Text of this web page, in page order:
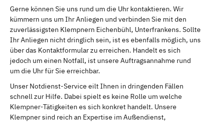
Gerne können Sie uns rund um die Uhr kontaktieren. Wir
kümmern uns um Ihr Anliegen und verbinden Sie mit den
zuverlässigsten Klempnern Eichenbühl, Unterfrankens. Sollte
Ihr Anliegen nicht dringlich sein, ist es ebenfalls möglich, uns
über das Kontaktformular zu erreichen. Handelt es sich
jedoch um einen Notfall, ist unsere Auftragsannahme rund
um die Uhr für Sie erreichbar.
Unser Notdienst-Service eilt Ihnen in dringenden Fällen
schnell zur Hilfe. Dabei spielt es keine Rolle um welche
Klempner-Tätigkeiten es sich konkret handelt. Unsere
Klempner sind reich an Expertise im Außendienst,